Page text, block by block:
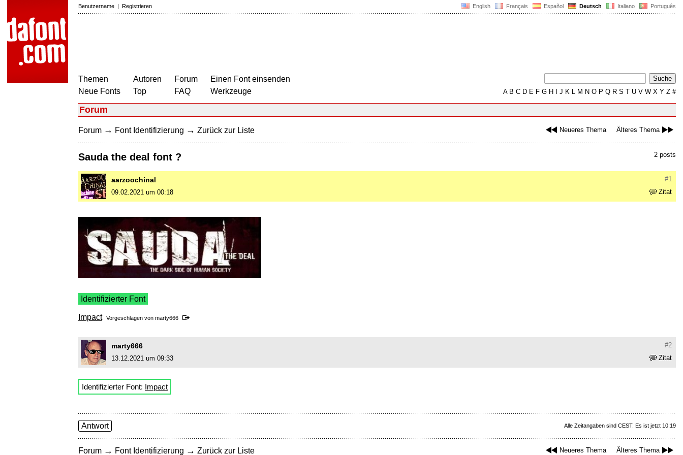
English Français Español Deutsch Italiano Português
Benutzername | Registrieren
Themen
Neue Fonts
Autoren
Top
Forum
FAQ
Einen Font einsenden
Werkzeuge
AB C D E F G H J K L M N O P Q R S T U V W X Y Z #
Forum
Neueres Thema Älteres Thema
Forum → Font Identifizierung → Zurück zur Liste
2 posts
Sauda the deal font ?
#1
aarzoochinal
Zitat
09.02.2021 um 00:18
Identifizierter Font
Impact Vorgeschlagen von marty666
#2
marty666
Zitat
13.12.2021 um 09:33
Identifizierter Font: Impact
Alle Zeitangaben sind CEST. Es ist jetzt 10:19
Antwort
Neueres Thema Älteres Thema
Forum → Font Identifizierung → Zurück zur Liste